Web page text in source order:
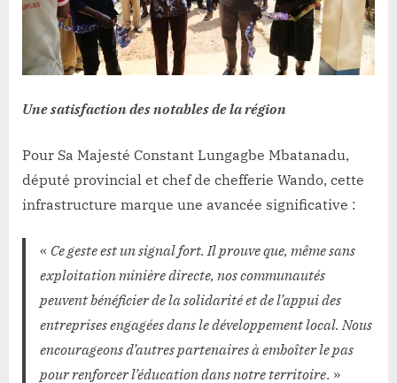
Une satisfaction des notables de la région
Pour Sa Majesté Constant Lungagbe Mbatanadu,
député provincial et chef de chefferie Wando, cette
infrastructure marque une avancée significative :
« Ce geste est un signal fort. Il prouve que, même sans
exploitation minière directe, nos communautés
peuvent bénéficier de la solidarité et de l’appui des
entreprises engagées dans le développement local. Nous
encourageons d’autres partenaires à emboîter le pas
pour renforcer l’éducation dans notre territoire. »